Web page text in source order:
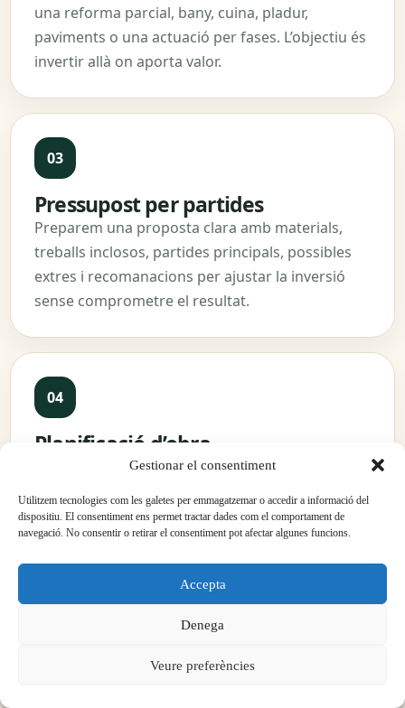
Gestionar el consentiment
Utilitzem tecnologies com les galetes per emmagatzemar o accedir a informació del
dispositiu. El consentiment ens permet tractar dades com el comportament de
navegació. No consentir o retirar el consentiment pot afectar algunes funcions.
Accepta
Denega
Veure preferències
una reforma parcial, bany, cuina, pladur,
paviments o una actuació per fases. L’objectiu és
invertir allà on aporta valor.
Pressupost per partides
Preparem una proposta clara amb materials,
treballs inclosos, partides principals, possibles
extres i recomanacions per ajustar la inversió
sense comprometre el resultat.
Planificació d’obra
Ordenem fases, oficis, entregues de material,
temps d’assecat, protecció de zones comunes i
treballs que s’han d’executar en una seqüència
concreta.
Execució i seguiment